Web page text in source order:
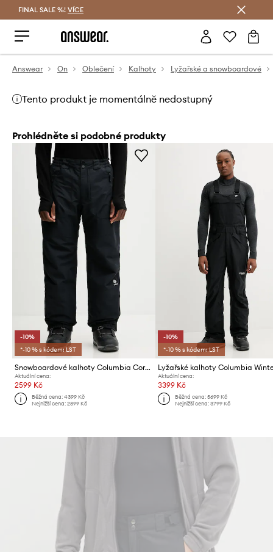
FINAL SALE %! VÍCE
Answear On Oblečení Kalhoty Lyžařské a snowboardové
Tento produkt je momentálně nedostupný
Prohlédněte si podobné produkty
-10%
*-10 % s kódem: LST
Snowboardové kalhoty Columbia Coreshot
Aktuální cena:
2599 Kč
Běžná cena:4399 Kč
Nejnižší cena:2899 Kč
-10%
*-10 % s kódem: LST
Aktuální cena:
3399 Kč
Běžná cena: 5699 Kč
Nejnižší cena: 3799 Kč